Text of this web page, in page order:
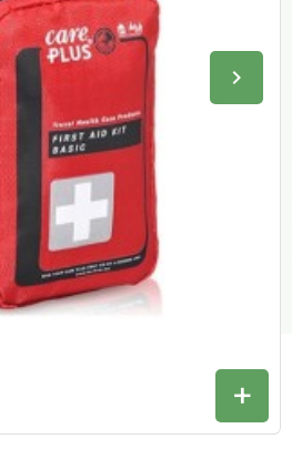
keyboard_arrow_right
+